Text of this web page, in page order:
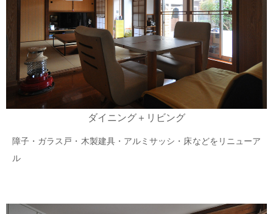
ダイニング＋リビング
障子・ガラス戸・木製建具・アルミサッシ・床などをリニューア
ル